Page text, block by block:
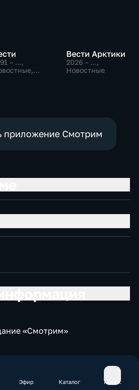
Эфир Каталог Поиск
– …,
Вести Арктики
2026 – …,
Новостные
приложение Смотрим
«Смотрим»